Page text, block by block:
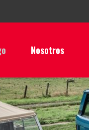
Nosotros